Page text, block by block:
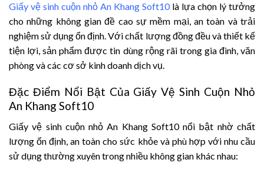
Giấy vệ sinh cuộn nhỏ An Khang Soft10là lựa chọn lý tưởng
cho những không gian đề cao sự mềm mại, an toàn và trải
nghiệm sử dụng ổn định. Với chất lượng đồng đều và thiết kế
tiện lợi, sản phẩm được tin dùng rộng rãi trong gia đình, văn
phòng và các cơ sở kinh doanh dịch vụ.
Đặc Điểm Nổi Bật Của Giấy Vệ Sinh Cuộn Nhỏ
An Khang Soft10
Giấy vệ sinh cuộn nhỏ An Khang Soft10 nổi bật nhờ chất
lượng ổn định, an toàn cho sức khỏe và phù hợp với nhu cầu
sử dụng thường xuyên trong nhiều không gian khác nhau: